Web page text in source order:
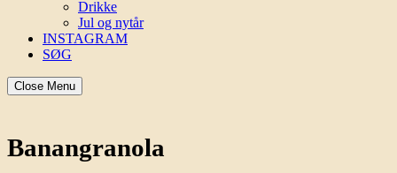
Drikke
Jul og nytår
INSTAGRAM
SØG
Close Menu
Banangranola